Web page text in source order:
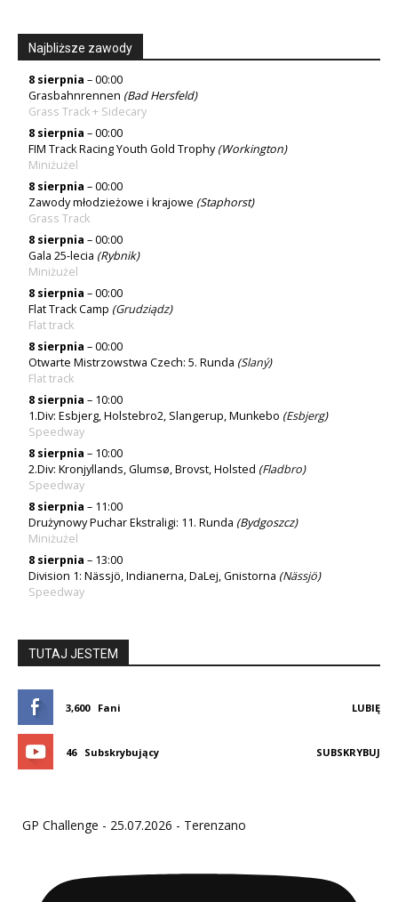
Najbliższe zawody
8 sierpnia – 00:00
Grasbahnrennen (Bad Hersfeld)
Grass Track + Sidecary
8 sierpnia – 00:00
FIM Track Racing Youth Gold Trophy(Workington)
Miniżużel
8 sierpnia – 00:00
Zawody młodzieżowe i krajowe (Staphorst)
Grass Track
8 sierpnia – 00:00
Gala 25-lecia (Rybnik)
Miniżużel
8 sierpnia – 00:00
Flat Track Camp (Grudziądz)
Flat track
8 sierpnia – 00:00
Otwarte Mistrzowstwa Czech: 5. Runda (Slaný)
Flat track
8 sierpnia – 10:00
1.Div: Esbjerg, Holstebro2, Slangerup, Munkebo (Esbjerg)
Speedway
8 sierpnia – 10:00
2.Div: Kronjyllands, Glumsø, Brovst, Holsted (Fladbro)
Speedway
8 sierpnia – 11:00
Drużynowy Puchar Ekstraligi: 11. Runda (Bydgoszcz)
Miniżużel
8 sierpnia – 13:00
Division 1: Nässjö, Indianerna, DaLej, Gnistorna (Nässjö)
Speedway
TUTAJ JESTEM
3,600 Fani LUBIĘ
46 Subskrybujący SUBSKRYBUJ
GP Challenge - 25.07.2026 - Terenzano